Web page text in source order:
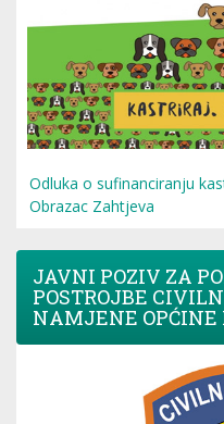
Odluka o sufinanciranju
Obrazac Zahtjeva
JAVNI POZIV ZA
POSTROJBE
NAMJENE